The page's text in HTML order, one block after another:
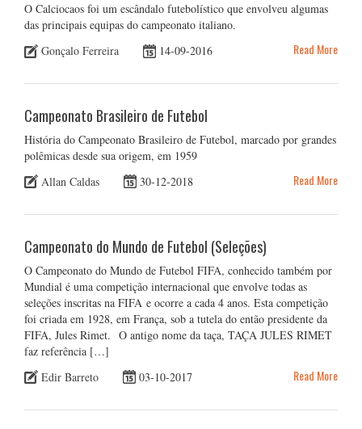
O Calciocaos foi um escândalo futebolístico que envolveu algumas
das principais equipas do campeonato italiano.
Gonçalo Ferreira
14-09-2016 Read More
Campeonato Brasileiro de Futebol
História do Campeonato Brasileiro de Futebol, marcado por grandes
polêmicas desde sua origem, em 1959
Allan Caldas
30-12-2018 Read More
Campeonato do Mundo de Futebol (Seleções)
O Campeonato do Mundo de Futebol FIFA, conhecido também por
Mundial é uma competição internacional que envolve todas as
seleções inscritas na FIFA e ocorre a cada 4 anos. Esta competição
foi criada em 1928, em França, sob a tutela do então presidente da
FIFA, Jules Rimet. O antigo nome da taça, TAÇA JULES RIMET
faz referência […]
Edir Barreto
03-10-2017 Read More